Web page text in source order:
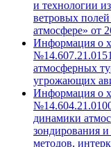
и технологии
ветровых
атмосфере» от
Информация о
атмосферных
угрожающих
Информация о
динамики
зондирования
методов,